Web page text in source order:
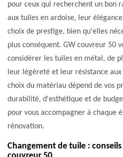
pour ceux qui recherchent un bon
aux tuiles en ardoise, leur
choix de prestige, bien qu'elles
plus conséquent. GW couvreur 50
considérer les tuiles en métal, de
leur légèreté et leur résistance
choix du matériau dépend de vos
durabilité, d'esthétique et de
pour vous accompagner à chaque
rénovation.
Changement de tuile :